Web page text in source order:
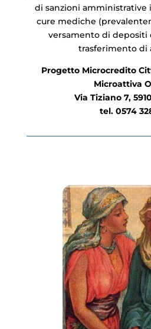
di sanzioni amministrative
cure mediche
versamento di depositi
trasferimento di
Progetto Microcredito
Microattiva
Via Tiziano 7,
tel. 0574